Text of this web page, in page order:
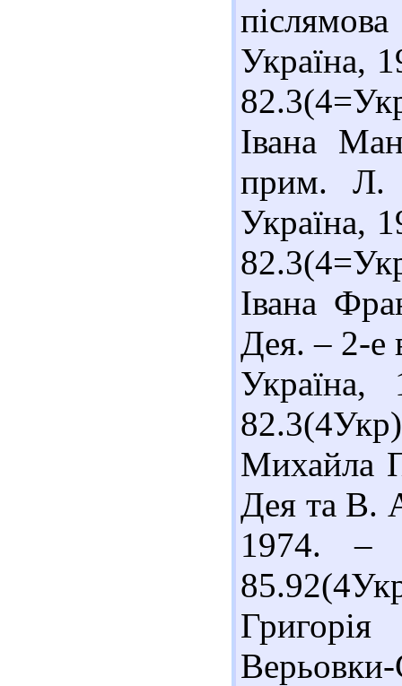
Україна,
Івана
прим. Л.
Україна,
Івана
Дея. – 2-е
Михайла
Дея та В.
1974. –